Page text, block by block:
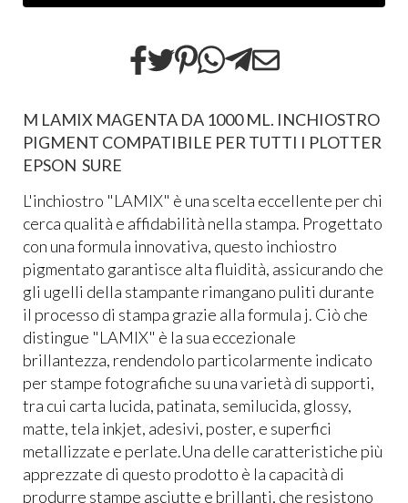
M LAMIX MAGENTA DA 1000 ML. INCHIOSTRO
PIGMENT COMPATIBILE PER TUTTI I PLOTTER
EPSON SURE
L'inchiostro "LAMIX" è una scelta eccellente per chi
cerca qualità e affidabilità nella stampa. Progettato
con una formula innovativa, questo inchiostro
pigmentato garantisce alta fluidità, assicurando che
gli ugelli della stampante rimangano puliti durante
il processo di stampa grazie alla formula j. Ciò che
distingue "LAMIX" è la sua eccezionale
brillantezza, rendendolo particolarmente indicato
per stampe fotografiche su una varietà di supporti,
tra cui carta lucida, patinata, semilucida, glossy,
matte, tela inkjet, adesivi, poster, e superfici
metallizzate e perlate.Una delle caratteristiche più
apprezzate di questo prodotto è la capacità di
produrre stampe asciutte e brillanti, che resistono